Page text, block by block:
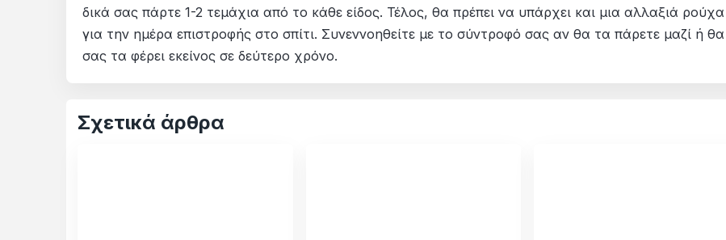
δικά σας πάρτε 1-2 τεμάχια από το κάθε είδος. Τέλος, θα πρέπει να υπάρχει και μια αλλαξιά ρούχα
για την ημέρα επιστροφής στο σπίτι. Συνεννοηθείτε με το σύντροφό σας αν θα τα πάρετε μαζί ή θα
σας τα φέρει εκείνος σε δεύτερο χρόνο.
Σχετικά άρθρα